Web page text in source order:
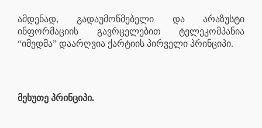
ამდენად, გადაუმოწმებელი და არაზუსტი
ინფორმაციის გავრცელებით ტელეკომპანია
“იმედმა” დაარღვია ქარტიის პირველი პრინციპი.
მეხუთე პრინციპი.